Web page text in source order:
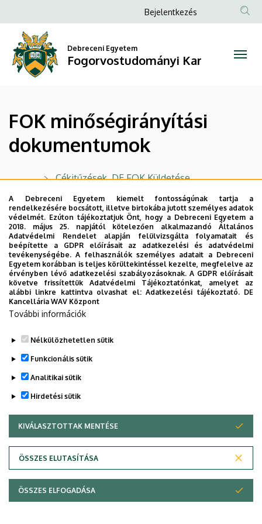
minőségirányítási
dokumentumok
Fogorvostudományi
Kar
a
tartalomra
Anonim
menüje
Bejelentkezés
Debreceni Egyetem
Fogorvostudományi Kar
FOK minőségirányítási
dokumentumok
Cékitűzések, DE FOK Küldetése,
Legutóbbi frissítés: 2024. 11. 11. 13:36
Adatvédelem
Copyright © 2026 Unideb
A Debreceni Egyetem kiemelt fontosságúnak tartja a
rendelkezésére bocsátott, illetve birtokába jutott személyes adatok
védelmét. Ezúton tájékoztatjuk Önt, hogy a Debreceni Egyetem a
2018. május 25. napjától kötelezően alkalmazandó Általános
Adatvédelmi Rendelet alapján felülvizsgálta folyamatait és
beépítette a GDPR előírásait az adatkezelési és adatvédelmi
tevékenységébe. A felhasználók személyes adatait a Debreceni
Egyetem korábban is teljes körültekintéssel kezelte, megfelelve az
érvényben lévő adatkezelési szabályozásoknak. A GDPR előírásait
követve frissítettük Adatvédelmi Tájékoztatónkat, amelyet az
alábbi linkre kattintva olvashat el:Adatkezelési tájékoztató. DE
Kancellária WAV Központ
További információk
Nélkülözhetetlen sütik
Funkcionális sütik
Analitikai sütik
Hirdetési sütik
KIVÁLASZTOTTAK MENTÉSE
ÖSSZES ELUTASÍTÁSA
WITHDRAW CONSENT
ÖSSZES ELFOGADÁSA